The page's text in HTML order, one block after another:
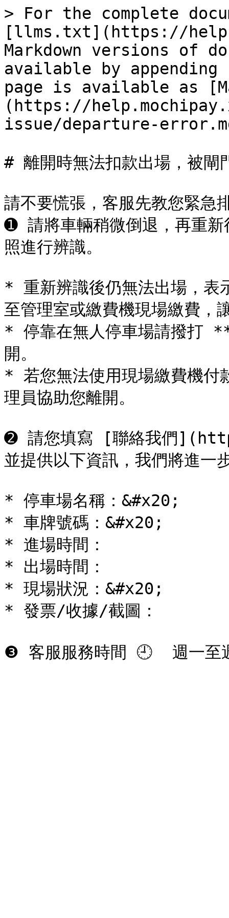
> For the complete
[llms.txt](https://
Markdown versions of
available by
page is available as
(https://
issue/departure-
# 離開時無法扣款出場，被閘
請不要慌張，客服先教您緊急
➊ 請將車輛稍微倒退，再重新
照進行辨識。
* 重新辨識後仍無法出場，表
至管理室或繳費機現場繳費，
* 停靠在無人停車場請撥打
開。
* 若您無法使用現場繳費機
理員協助您離開。
➋ 請您填寫 [聯絡我們
並提供以下資訊，我們將進一
* 停車場名稱：&#x20;
* 車牌號碼：&#x20;
* 進場時間：
* 出場時間：
* 現場狀況：&#x20;
* 發票/收據/截圖：